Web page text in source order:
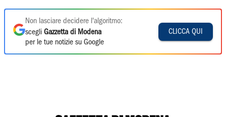
Non lasciare decidere l'algoritmo:
scegli Gazzetta di Modena
per le tue notizie su Google
CLICCA QUI